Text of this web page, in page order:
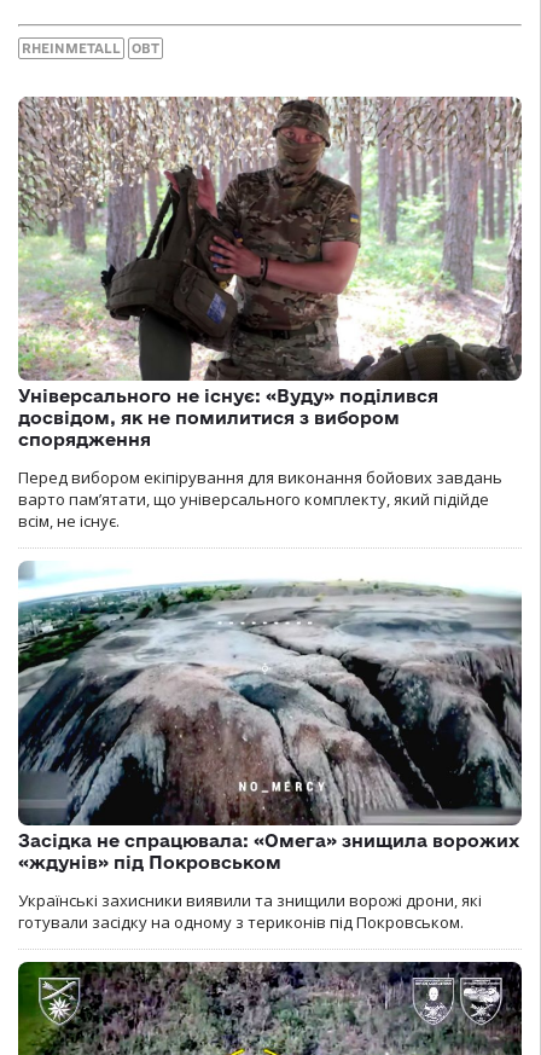
RHEINMETALL ОВТ
Універсального не існує: «Вуду» поділився
досвідом, як не помилитися з вибором
спорядження
Перед вибором екіпірування для виконання бойових завдань
варто пам’ятати, що універсального комплекту, який підійде
всім, не існує.
Засідка не спрацювала: «Омега» знищила ворожих
«ждунів» під Покровськом
Українські захисники виявили та знищили ворожі дрони, які
готували засідку на одному з териконів під Покровськом.